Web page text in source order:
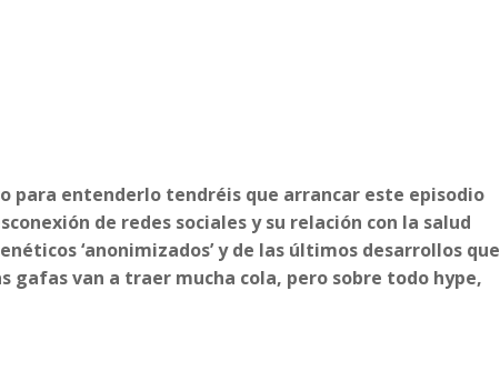
para entenderlo tendréis que arrancar este episodio
de redes sociales y su relación con la salud
‘anonimizados’ y de las últimos desarrollos que
gafas van a traer mucha cola, pero sobre todo hype,